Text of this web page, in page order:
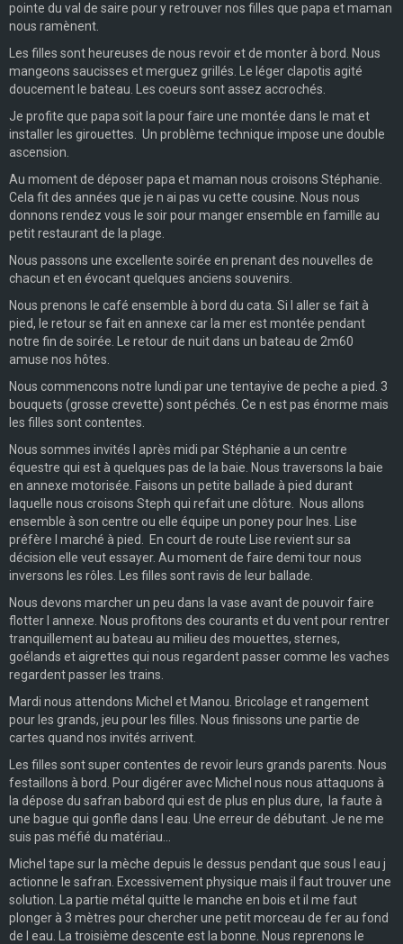
pointe du val de saire pour y retrouver nos filles que papa et maman
nous ramènent.
Les filles sont heureuses de nous revoir et de monter à bord. Nous
mangeons saucisses et merguez grillés. Le léger clapotis agité
doucement le bateau. Les coeurs sont assez accrochés.
Je profite que papa soit la pour faire une montée dans le mat et
installer les girouettes. Un problème technique impose une double
ascension.
Au moment de déposer papa et maman nous croisons Stéphanie.
Cela fit des années que je n ai pas vu cette cousine. Nous nous
donnons rendez vous le soir pour manger ensemble en famille au
petit restaurant de la plage.
Nous passons une excellente soirée en prenant des nouvelles de
chacun et en évocant quelques anciens souvenirs.
Nous prenons le café ensemble à bord du cata. Si l aller se fait à
pied, le retour se fait en annexe car la mer est montée pendant
notre fin de soirée. Le retour de nuit dans un bateau de 2m60
amuse nos hôtes.
Nous commencons notre lundi par une tentayive de peche a pied. 3
bouquets (grosse crevette) sont péchés. Ce n est pas énorme mais
les filles sont contentes.
Nous sommes invités l après midi par Stéphanie a un centre
équestre qui est à quelques pas de la baie. Nous traversons la baie
en annexe motorisée. Faisons un petite ballade à pied durant
laquelle nous croisons Steph qui refait une clôture. Nous allons
ensemble à son centre ou elle équipe un poney pour Ines. Lise
préfère l marché à pied. En court de route Lise revient sur sa
décision elle veut essayer. Au moment de faire demi tour nous
inversons les rôles. Les filles sont ravis de leur ballade.
Nous devons marcher un peu dans la vase avant de pouvoir faire
flotter l annexe. Nous profitons des courants et du vent pour rentrer
tranquillement au bateau au milieu des mouettes, sternes,
goélands et aigrettes qui nous regardent passer comme les vaches
regardent passer les trains.
Mardi nous attendons Michel et Manou. Bricolage et rangement
pour les grands, jeu pour les filles. Nous finissons une partie de
cartes quand nos invités arrivent.
Les filles sont super contentes de revoir leurs grands parents. Nous
festaillons à bord. Pour digérer avec Michel nous nous attaquons à
la dépose du safran babord qui est de plus en plus dure, la faute à
une bague qui gonfle dans l eau. Une erreur de débutant. Je ne me
suis pas méfié du matériau...
Michel tape sur la mèche depuis le dessus pendant que sous l eau j
actionne le safran. Excessivement physique mais il faut trouver une
solution. La partie métal quitte le manche en bois et il me faut
plonger à 3 mètres pour chercher une petit morceau de fer au fond
de l eau. La troisième descente est la bonne. Nous reprenons le